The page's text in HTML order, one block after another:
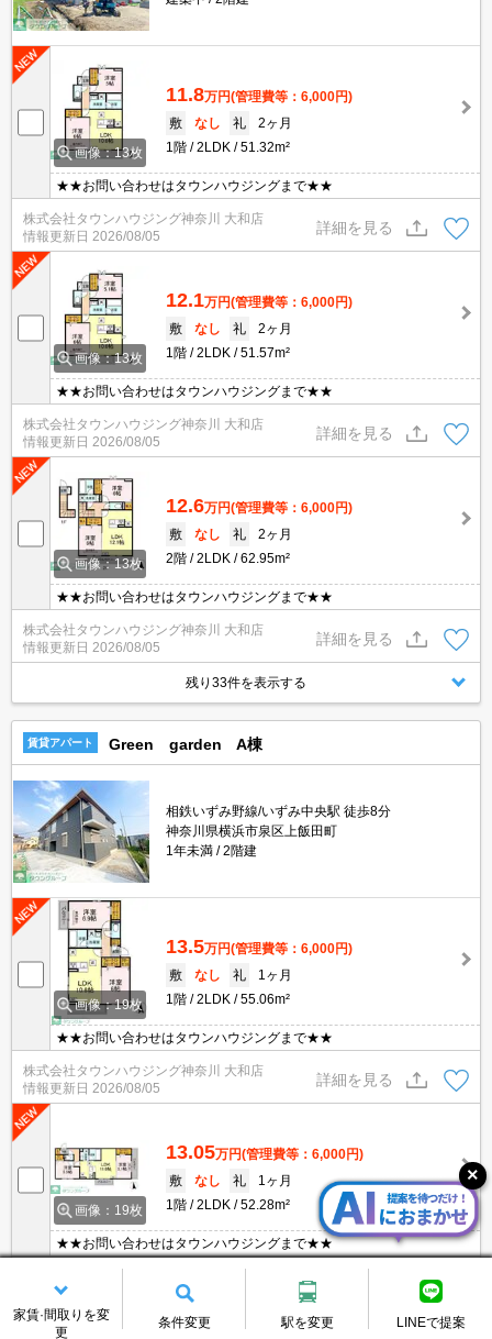
画像：13枚
11.8万円(管理費等：6,000円)
敷
なし 礼
2ヶ月
1階
2LDK 51.32m²
★★お問い合わせはタウンハウジングまで★★
株式会社タウンハウジング神奈川 大和店
情報更新日 2026/08/05
詳細を見る
画像：13枚
12.1万円(管理費等：6,000円)
敷
なし 礼
2ヶ月
1階
2LDK 51.57m²
★★お問い合わせはタウンハウジングまで★★
株式会社タウンハウジング神奈川 大和店
情報更新日 2026/08/05
詳細を見る
画像：13枚
12.6万円(管理費等：6,000円)
敷
なし 礼
2ヶ月
2階
2LDK 62.95m²
★★お問い合わせはタウンハウジングまで★★
株式会社タウンハウジング神奈川 大和店
情報更新日 2026/08/05
詳細を見る
残り33件を表示する
賃貸アパート Green garden A棟
相鉄いずみ野線/いずみ中央駅 徒歩8分
神奈川県横浜市泉区上飯田町
1年未満
2階建
画像：19枚
13.5万円(管理費等：6,000円)
敷
なし 礼
1ヶ月
1階
2LDK 55.06m²
★★お問い合わせはタウンハウジングまで★★
株式会社タウンハウジング神奈川 大和店
情報更新日 2026/08/05
詳細を見る
画像：19枚
13.05万円(管理費等：6,000円)
敷
なし 礼
1ヶ月
1階
2LDK 52.28m²
★★お問い合わせはタウンハウジングまで★★
情報更新日
家賃·間取りを変
更
条件変更 駅を変更 LINEで提案